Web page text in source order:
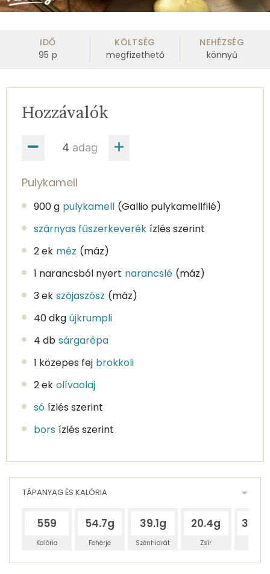
IDŐ
95 p
KÖLTSÉG
megfizethető
NEHÉZSÉG
könnyű
adag
Hozzávalók
Pulykamell
900 g pulykamell (Gallio pulykamellfilé)
szárnyas fűszerkeverék ízlés szerint
2 ek méz (máz)
1 narancsból nyert narancslé (máz)
3 ek szójaszósz (máz)
40 dkg újkrumpli
4 db sárgarépa
1 közepes fej brokkoli
2 ek olívaolaj
só ízlés szerint
bors ízlés szerint
TÁPANYAG ÉS KALÓRIA
559
Kalória
54.7g
Fehérje
39.1g
Szénhidrát
20.4g
Zsír